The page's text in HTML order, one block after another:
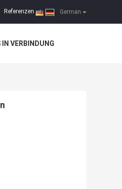
German
Referenzen |
VERBINDUNG